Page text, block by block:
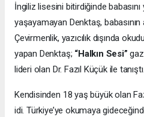
İngiliz lisesini bitirdiğinde
yaşayamayan Denktaş, babasının
Çevirmenlik, yazıcılık dışında
yapan Denktaş; “Halkın Sesi”
lideri olan Dr. Fazıl Küçük ile tanıştı.
Kendisinden 18 yaş büyük olan
idi. Türkiye’ye okumaya